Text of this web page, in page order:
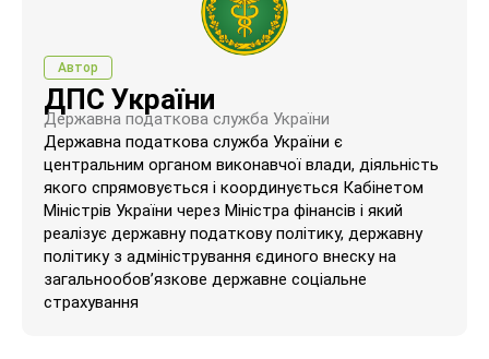
Автор
ДПС України
Державна податкова служба України
Державна податкова служба України є
центральним органом виконавчої влади, діяльність
якого спрямовується і координується Кабінетом
Міністрів України через Міністра фінансів і який
реалізує державну податкову політику, державну
політику з адміністрування єдиного внеску на
загальнообов’язкове державне соціальне
страхування